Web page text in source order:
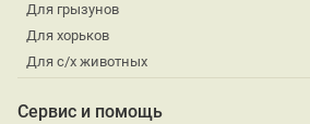
Для грызунов
Для хорьков
Для с/х животных
Сервис и помощь